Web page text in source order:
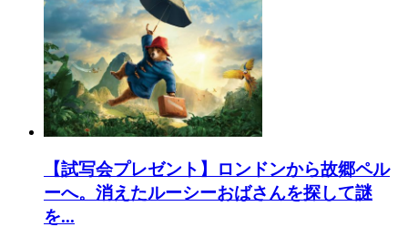
【試写会プレゼント】ロンドンから故郷ペル
ーへ。消えたルーシーおばさんを探して謎
を...